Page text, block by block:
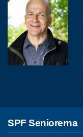
SPF Seniorerna